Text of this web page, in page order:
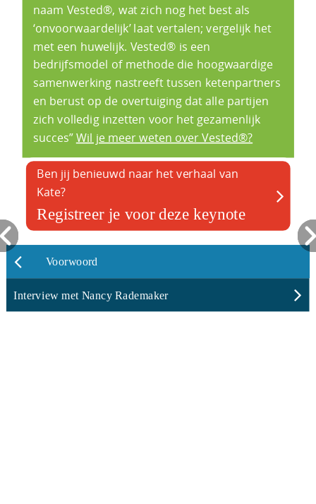
naam Vested®, wat zich nog het best als
‘onvoorwaardelijk’ laat vertalen; vergelijk het
met een huwelijk. Vested® is een
bedrijfsmodel of methode die hoogwaardige
samenwerking nastreeft tussen ketenpartners
en berust op de overtuiging dat alle partijen
zich volledig inzetten voor het gezamenlijk
succes” Wil je meer weten over Vested®?
Ben jij benieuwd naar het verhaal van
Kate?
Registreer je voor deze keynote
Voorwoord
Interview met Nancy Rademaker